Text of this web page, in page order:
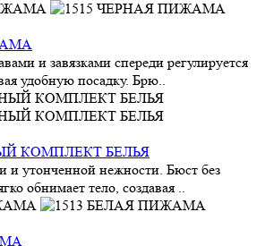
и завязками спереди регулируется
удобную посадку. Брю..
КОМПЛЕКТ БЕЛЬЯ
и утонченной нежности. Бюст без
обнимает тело, создавая ..